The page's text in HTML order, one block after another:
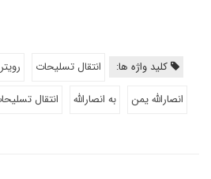
کلید واژه ها: انتقال تسلیحات
انصارالله یمن
به انصارالله انتقال